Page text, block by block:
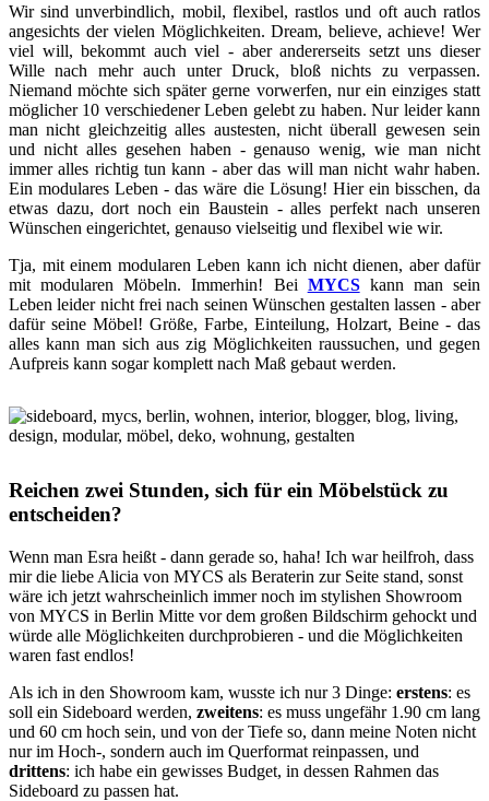
Wir sind unverbindlich, mobil, flexibel, rastlos und oft auch ratlos
angesichts der vielen Möglichkeiten. Dream, believe, achieve! Wer
viel will, bekommt auch viel - aber andererseits setzt uns dieser
Wille nach mehr auch unter Druck, bloß nichts zu verpassen.
Niemand möchte sich später gerne vorwerfen, nur ein einziges statt
möglicher 10 verschiedener Leben gelebt zu haben. Nur leider kann
man nicht gleichzeitig alles austesten, nicht überall gewesen sein
und nicht alles gesehen haben - genauso wenig, wie man nicht
immer alles richtig tun kann - aber das will man nicht wahr haben.
Ein modulares Leben - das wäre die Lösung! Hier ein bisschen, da
etwas dazu, dort noch ein Baustein - alles perfekt nach unseren
Wünschen eingerichtet, genauso vielseitig und flexibel wie wir.
Tja, mit einem modularen Leben kann ich nicht dienen, aber dafür
mit modularen Möbeln. Immerhin! Bei MYCSkann man sein
Leben leider nicht frei nach seinen Wünschen gestalten lassen - aber
dafür seine Möbel! Größe, Farbe, Einteilung, Holzart, Beine - das
alles kann man sich aus zig Möglichkeiten raussuchen, und gegen
Aufpreis kann sogar komplett nach Maß gebaut werden.
Reichen zwei Stunden, sich für ein Möbelstück zu
entscheiden?
Wenn man Esra heißt - dann gerade so, haha! Ich war heilfroh, dass
mir die liebe Alicia von MYCS als Beraterin zur Seite stand, sonst
wäre ich jetzt wahrscheinlich immer noch im stylishen Showroom
von MYCS in Berlin Mitte vor dem großen Bildschirm gehockt und
würde alle Möglichkeiten durchprobieren - und die Möglichkeiten
waren fast endlos!
Als ich in den Showroom kam, wusste ich nur 3 Dinge: erstens: es
soll ein Sideboard werden, zweitens: es muss ungefähr 1.90 cm lang
und 60 cm hoch sein, und von der Tiefe so, dann meine Noten nicht
nur im Hoch-, sondern auch im Querformat reinpassen, und
drittens: ich habe ein gewisses Budget, in dessen Rahmen das
Sideboard zu passen hat.